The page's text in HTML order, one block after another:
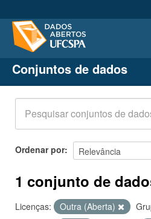
Conjuntos de dados
Organizações
Grupos
Sobre
Conjuntos de dados
Ordenar por
1 conjunto de
Licenças: Outra (Aberta)